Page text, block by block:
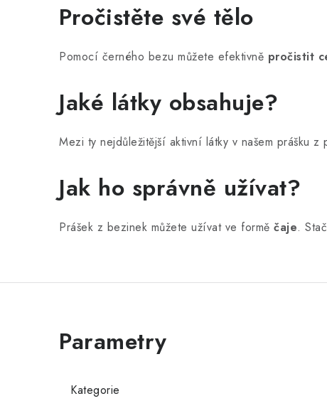
Pročistěte své tělo
Pomocí černého bezu můžete efektivně pročistit
Jaké látky obsahuje?
Mezi ty nejdůležitější aktivní látky v našem prášku z
Jak ho správně užívat?
Prášek z bezinek můžete užívat ve formě čaje.
Kategorie